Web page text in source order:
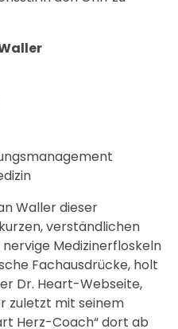
Waller dieser
verständlichen
Medizinerfloskeln
Fachausdrücke, holt
Dr. Heart-Webseite,
zuletzt mit seinem
Herz-Coach“ dort ab